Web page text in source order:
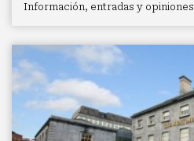
Información, entradas y opiniones